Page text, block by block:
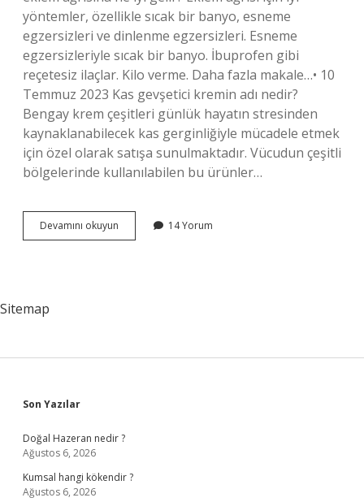
yöntemler, özellikle sıcak bir banyo, esneme
egzersizleri ve dinlenme egzersizleri. Esneme
egzersizleriyle sıcak bir banyo. İbuprofen gibi
reçetesiz ilaçlar. Kilo verme. Daha fazla makale…• 10
Temmuz 2023 Kas gevşetici kremin adı nedir?
Bengay krem ​​çeşitleri günlük hayatın stresinden
kaynaklanabilecek kas gerginliğiyle mücadele etmek
için özel olarak satışa sunulmaktadır. Vücudun çeşitli
bölgelerinde kullanılabilen bu ürünler…
Devamını okuyun
Ağrıları
14 Yorum
Sitemap
Sidebar
Son Yazılar
Doğal Hazeran nedir ?
Ağustos 6, 2026
Kumsal hangi kökendir ?
Ağustos 6, 2026